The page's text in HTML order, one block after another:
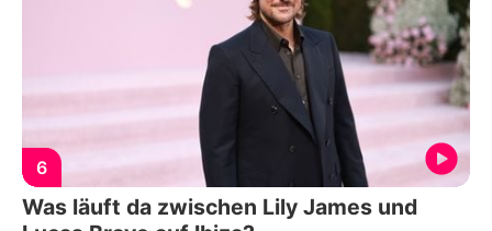
6
Was läuft da zwischen Lily James und